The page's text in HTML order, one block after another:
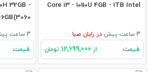
Core i3 - 10110U 4GB - 1TB Intel
3 ساعت پیش در رایان صبا
قیمت از تومان
32GB -
3 ساعت پیش
قیمت